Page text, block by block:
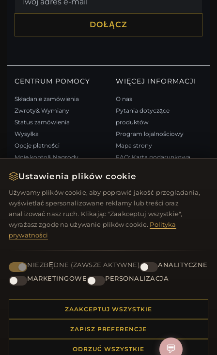
Ustawienia plików cookie
Używamy plików cookie, aby poprawić jakość przeglądania,
wyświetlać spersonalizowane reklamy lub treści oraz
analizować nasz ruch. Klikając "Zaakceptuj wszystkie",
wyrażasz zgodę na używanie plików cookie. Polityka
prywatności
NIEZBĘDNE (ZAWSZE AKTYWNE)
ANALITYCZNE
MARKETINGOWE
PERSONALIZACJA
ZAAKCEPTUJ WSZYSTKIE
ZAPISZ PREFERENCJE
ODRZUĆ WSZYSTKIE
DOŁĄCZ
CENTRUM POMOCY
Składanie zamówienia
Zwroty& Wymiany
Status zamówienia
Wysyłka
Opcje płatności
Moje konto& Nagrody
WIĘCEJ INFORMACJI
O nas
Pytania dotyczące
produktów
Program lojalnościowy
Mapa strony
FAQ: Karta podarunkowa
Wypisz się z newslettera
SZYBKIE LINKI
Nowe produkty
Oferty specjalne
Recenzje
Zaloguj się
ŚLEDŹ NAS
© 2012–2026Biżuteria.net. Wszelkie prawa zastrzeżone.
💬